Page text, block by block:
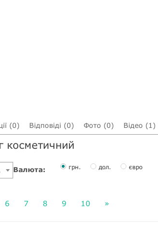
(0) Відповіді (0) Фото (0) Відео (1)
косметичний
Валюта: грн. дол. євро
6 7 8 9 10 »